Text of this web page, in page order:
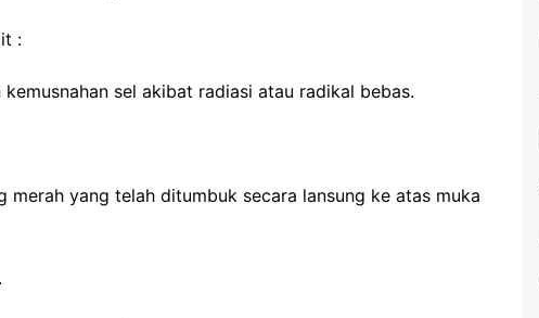
Mata Kering
:
sel akibat radiasi atau radikal bebas.
merah yang telah ditumbuk secara lansung ke atas muka